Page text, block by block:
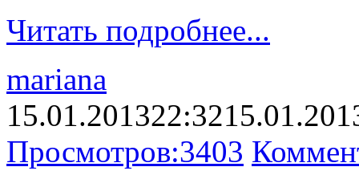
Читать подробнее...
mariana
15.01.201322:32
Просмотров:3403